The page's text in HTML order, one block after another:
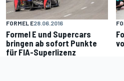
FORMEL E28.06.2016
Formel E und Supercars
bringen ab sofort Punkte
für FIA-Superlizenz